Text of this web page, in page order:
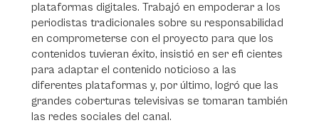
plataformas digitales. Trabajó en empoderar a los
periodistas tradicionales sobre su responsabilidad
en comprometerse con el proyecto para que los
contenidos tuvieran éxito, insistió en ser efi cientes
para adaptar el contenido noticioso a las
diferentes plataformas y, por último, logró que las
grandes coberturas televisivas se tomaran también
las redes sociales del canal.